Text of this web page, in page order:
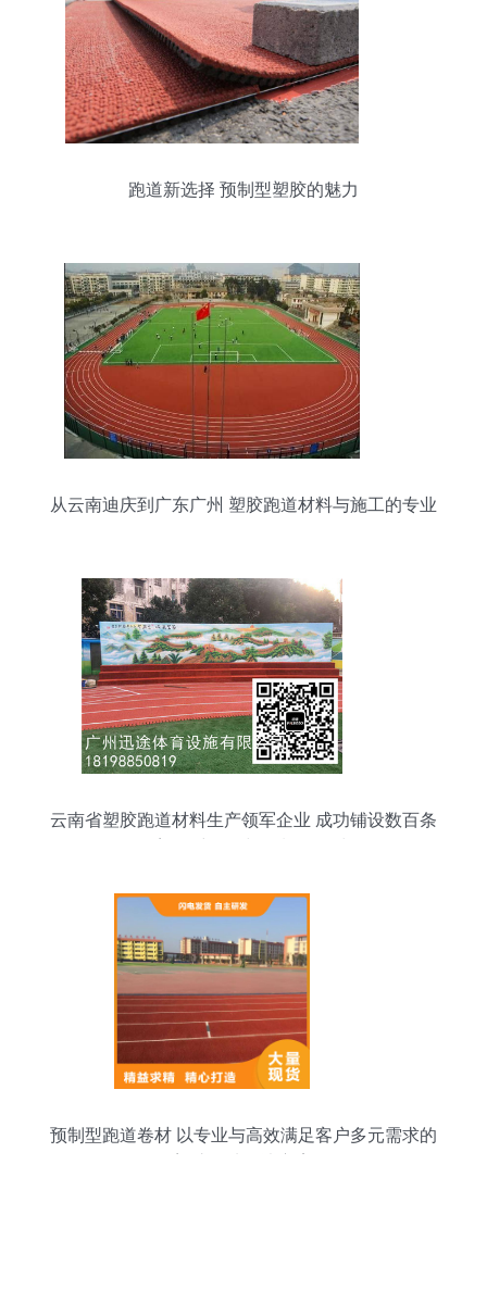
跑道新选择 预制型塑胶的魅力
从云南迪庆到广东广州 塑胶跑道材料与施工的专业
云南省塑胶跑道材料生产领军企业 成功铺设数百条
预制型跑道卷材 以专业与高效满足客户多元需求的